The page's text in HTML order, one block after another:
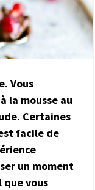
Vous
la mousse au
Certaines
facile de
un moment
vous